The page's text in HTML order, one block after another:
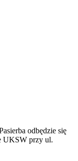
odbędzie się
UKSW przy ul.